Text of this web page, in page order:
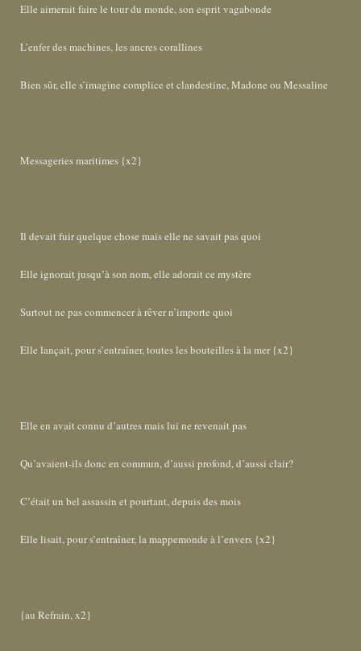
Elle aimerait faire le tour du monde, son esprit vagabonde
L’enfer des machines, les ancres corallines
Bien sûr, elle s’imagine complice et clandestine, Madone ou Messaline
Messageries maritimes {x2}
Il devait fuir quelque chose mais elle ne savait pas quoi
Elle ignorait jusqu’à son nom, elle adorait ce mystère
Surtout ne pas commencer à rêver n’importe quoi
Elle lançait, pour s’entraîner, toutes les bouteilles à la mer {x2}
Elle en avait connu d’autres mais lui ne revenait pas
Qu’avaient-ils donc en commun, d’aussi profond, d’aussi clair?
C’était un bel assassin et pourtant, depuis des mois
Elle lisait, pour s’entraîner, la mappemonde à l’envers {x2}
{au Refrain, x2}